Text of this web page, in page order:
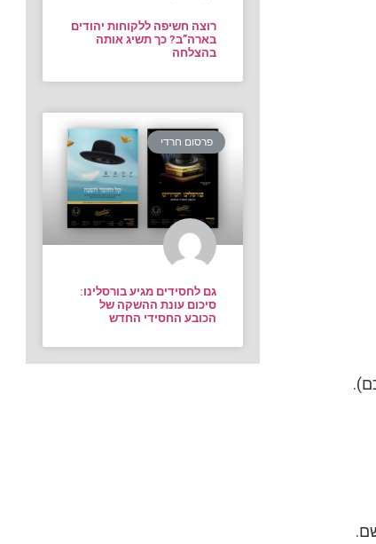
רוצה חשיפה ללקוחות יהודים
בארה”ב? כך תשיג אותה
בהצלחה
פרסום חרדי
גם לחסידים מגיע בורסלינו:
סיכום עונת ההשקה של
הכובע החסידי החדש